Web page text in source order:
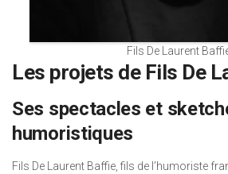
Fils De Laurent
Les projets de Fils De
Ses spectacles et
humoristiques
Fils De Laurent Baffie, fils de l’humoriste